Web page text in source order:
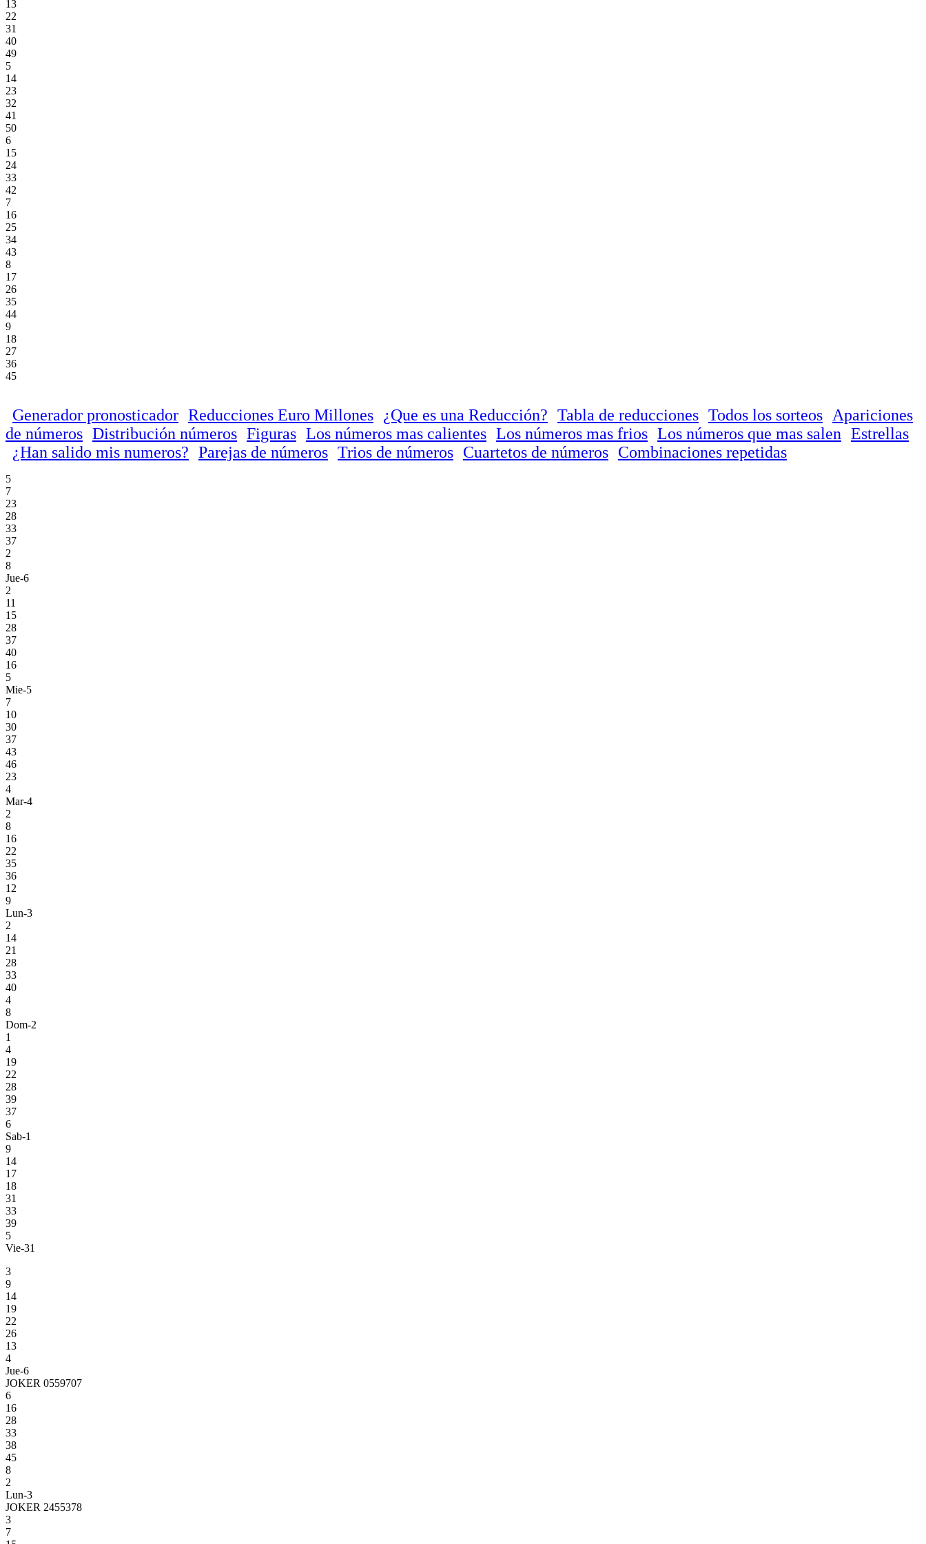
13
22
31
40
49
5
14
23
32
41
50
6
15
24
33
42
7
16
25
34
43
8
17
26
35
44
9
18
27
36
45
Generador pronosticador Reducciones Euro Millones ¿Que es una Reducción? Tabla de reducciones Todos los sorteos
Apariciones
de números Distribución números Figuras Los números mas calientes Los números mas frios Los números que mas salen Estrellas
¿Han salido mis numeros? Parejas de números Trios de números Cuartetos de números Combinaciones repetidas
5
7
23
28
33
37
2
8
Jue-6
2
11
15
28
37
40
16
5
Mie-5
7
10
30
37
43
46
23
4
Mar-4
2
8
16
22
35
36
12
9
Lun-3
2
14
21
28
33
40
4
8
Dom-2
1
4
19
22
28
39
37
6
Sab-1
9
14
17
18
31
33
39
5
Vie-31
3
9
14
19
22
26
13
4
Jue-6
JOKER 0559707
6
16
28
33
38
45
8
2
Lun-3
JOKER 2455378
3
7